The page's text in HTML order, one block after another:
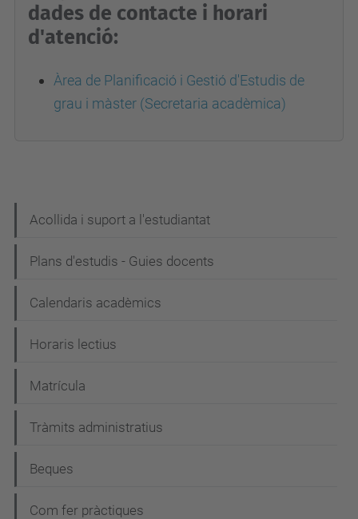
dades de contacte i horari
d'atenció:
Àrea de Planificació i Gestió d'Estudis de
grau i màster (Secretaria acadèmica)
a
v
g
a
i
ó
Acollida i suport a l'estudiantat
Plans d'estudis - Guies docents
Calendaris acadèmics
Horaris lectius
Matrícula
Tràmits administratius
Beques
Com fer pràctiques